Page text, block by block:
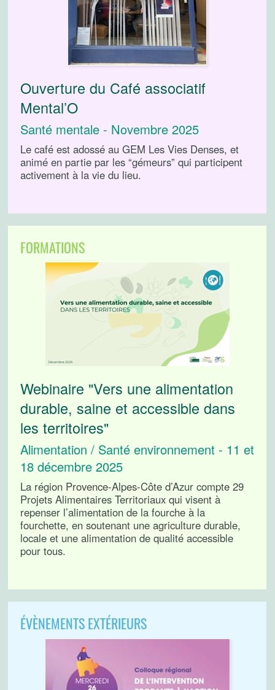
Ouverture du Café associatif
Mental’O
Santé mentale - Novembre 2025
Le café est adossé au GEM Les Vies Denses, et
animé en partie par les “gémeurs” qui participent
activement à la vie du lieu.
FORMATIONS
Webinaire "Vers une alimentation
durable, saine et accessible dans
les territoires"
Alimentation / Santé environnement - 11 et
18 décembre 2025
La région Provence-Alpes-Côte d’Azur compte 29
Projets Alimentaires Territoriaux qui visent à
repenser l’alimentation de la fourche à la
fourchette, en soutenant une agriculture durable,
locale et une alimentation de qualité accessible
pour tous.
ÉVÈNEMENTS EXTÉRIEURS